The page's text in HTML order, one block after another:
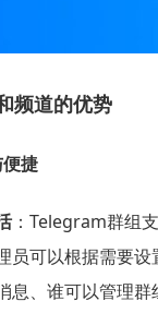
频道的优势
捷
：Telegram群组
员可以根据需要
息、谁可以管理群